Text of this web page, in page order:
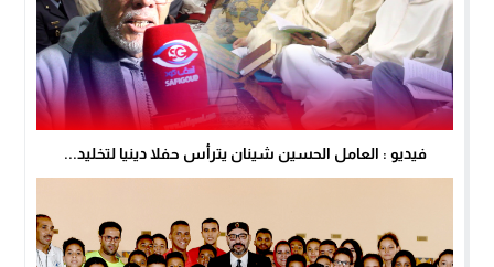
فيديو : العامل الحسين شينان يترأس حفلا دينيا لتخليد...